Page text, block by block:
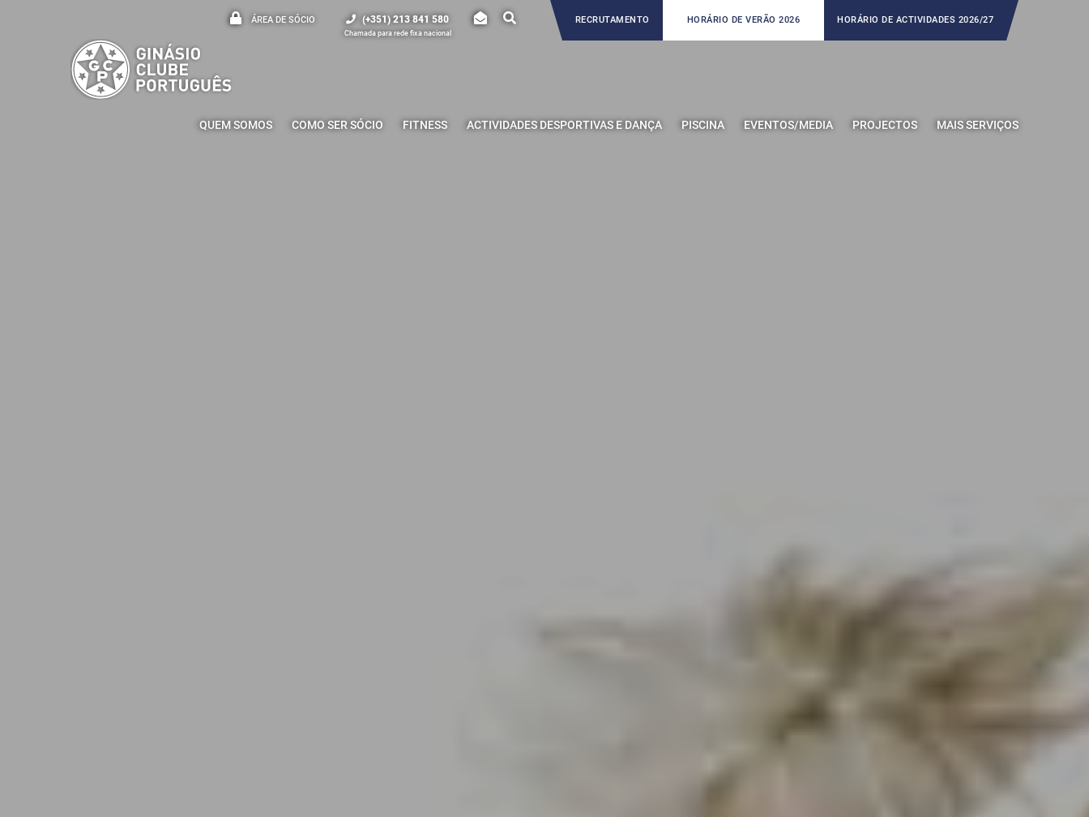
ÁREA DE SÓCIO (+351) 213 841 580
Chamada para rede fixa nacional
RECRUTAMENTO HORÁRIO DE VERÃO 2026 HORÁRIO DE ACTIVIDADES 2026/27
QUEM SOMOS COMO SER SÓCIO FITNESS ACTIVIDADES DESPORTIVAS E DANÇA PISCINA EVENTOS/MEDIA PROJECTOS MAIS SERVIÇOS